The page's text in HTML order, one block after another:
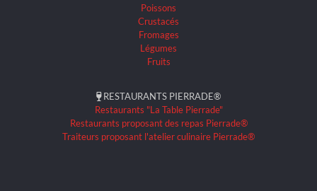
Poissons
Crustacés
Fromages
Légumes
Fruits
RESTAURANTS PIERRADE®
Restaurants "La Table Pierrade"
Restaurants proposant des repas Pierrade®
Traiteurs proposant l'atelier culinaire Pierrade®